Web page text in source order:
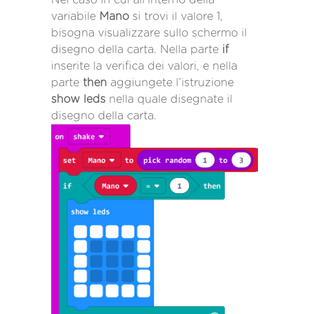
variabile Mano si trovi il valore 1,
bisogna visualizzare sullo schermo il
disegno della carta. Nella parte if
inserite la verifica dei valori, e nella
parte then aggiungete l’istruzione
show leds nella quale disegnate il
disegno della carta.